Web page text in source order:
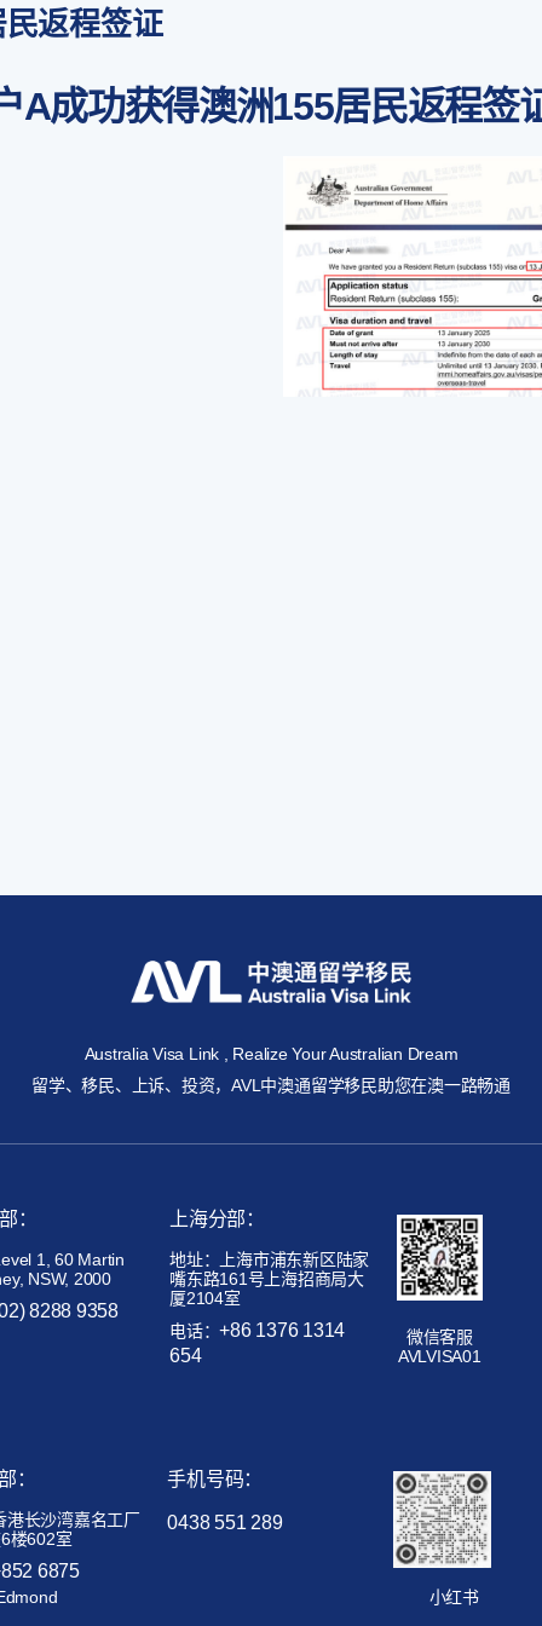
返程签证
A成功获得澳洲155居民返程签
Australia Visa Link , Realize Your Australian Dream
留学、移民、上诉、投资，AVL中澳通留学移民助您在澳一路畅通
：
1, 60 Martin
NSW, 2000
8288 9358
上海分部：
地址：上海市浦东新区陆家
嘴东路161号上海招商局大
厦2104室
电话：+86 1376 1314
654
微信客服
AVLVISA01
：
港长沙湾嘉名工厂
楼602室
6875
手机号码：
0438 551 289
小红书